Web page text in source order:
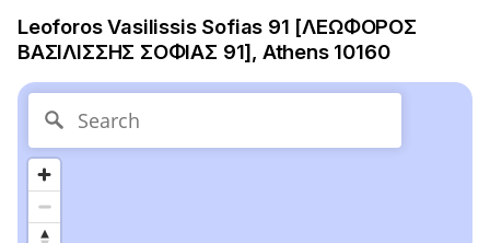
Leoforos Vasilissis Sofias 91 [ΛΕΩΦΟΡΟΣ
ΒΑΣΙΛΙΣΣΗΣ ΣΟΦΙΑΣ 91], Athens 10160